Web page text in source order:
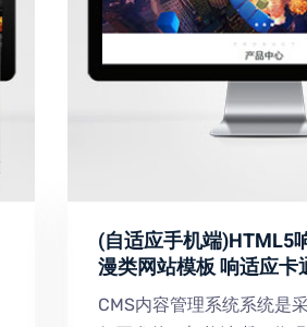
(自适应手机端)HTML5
漫类网站模板 响适应卡
CMS内容管理系统系统是